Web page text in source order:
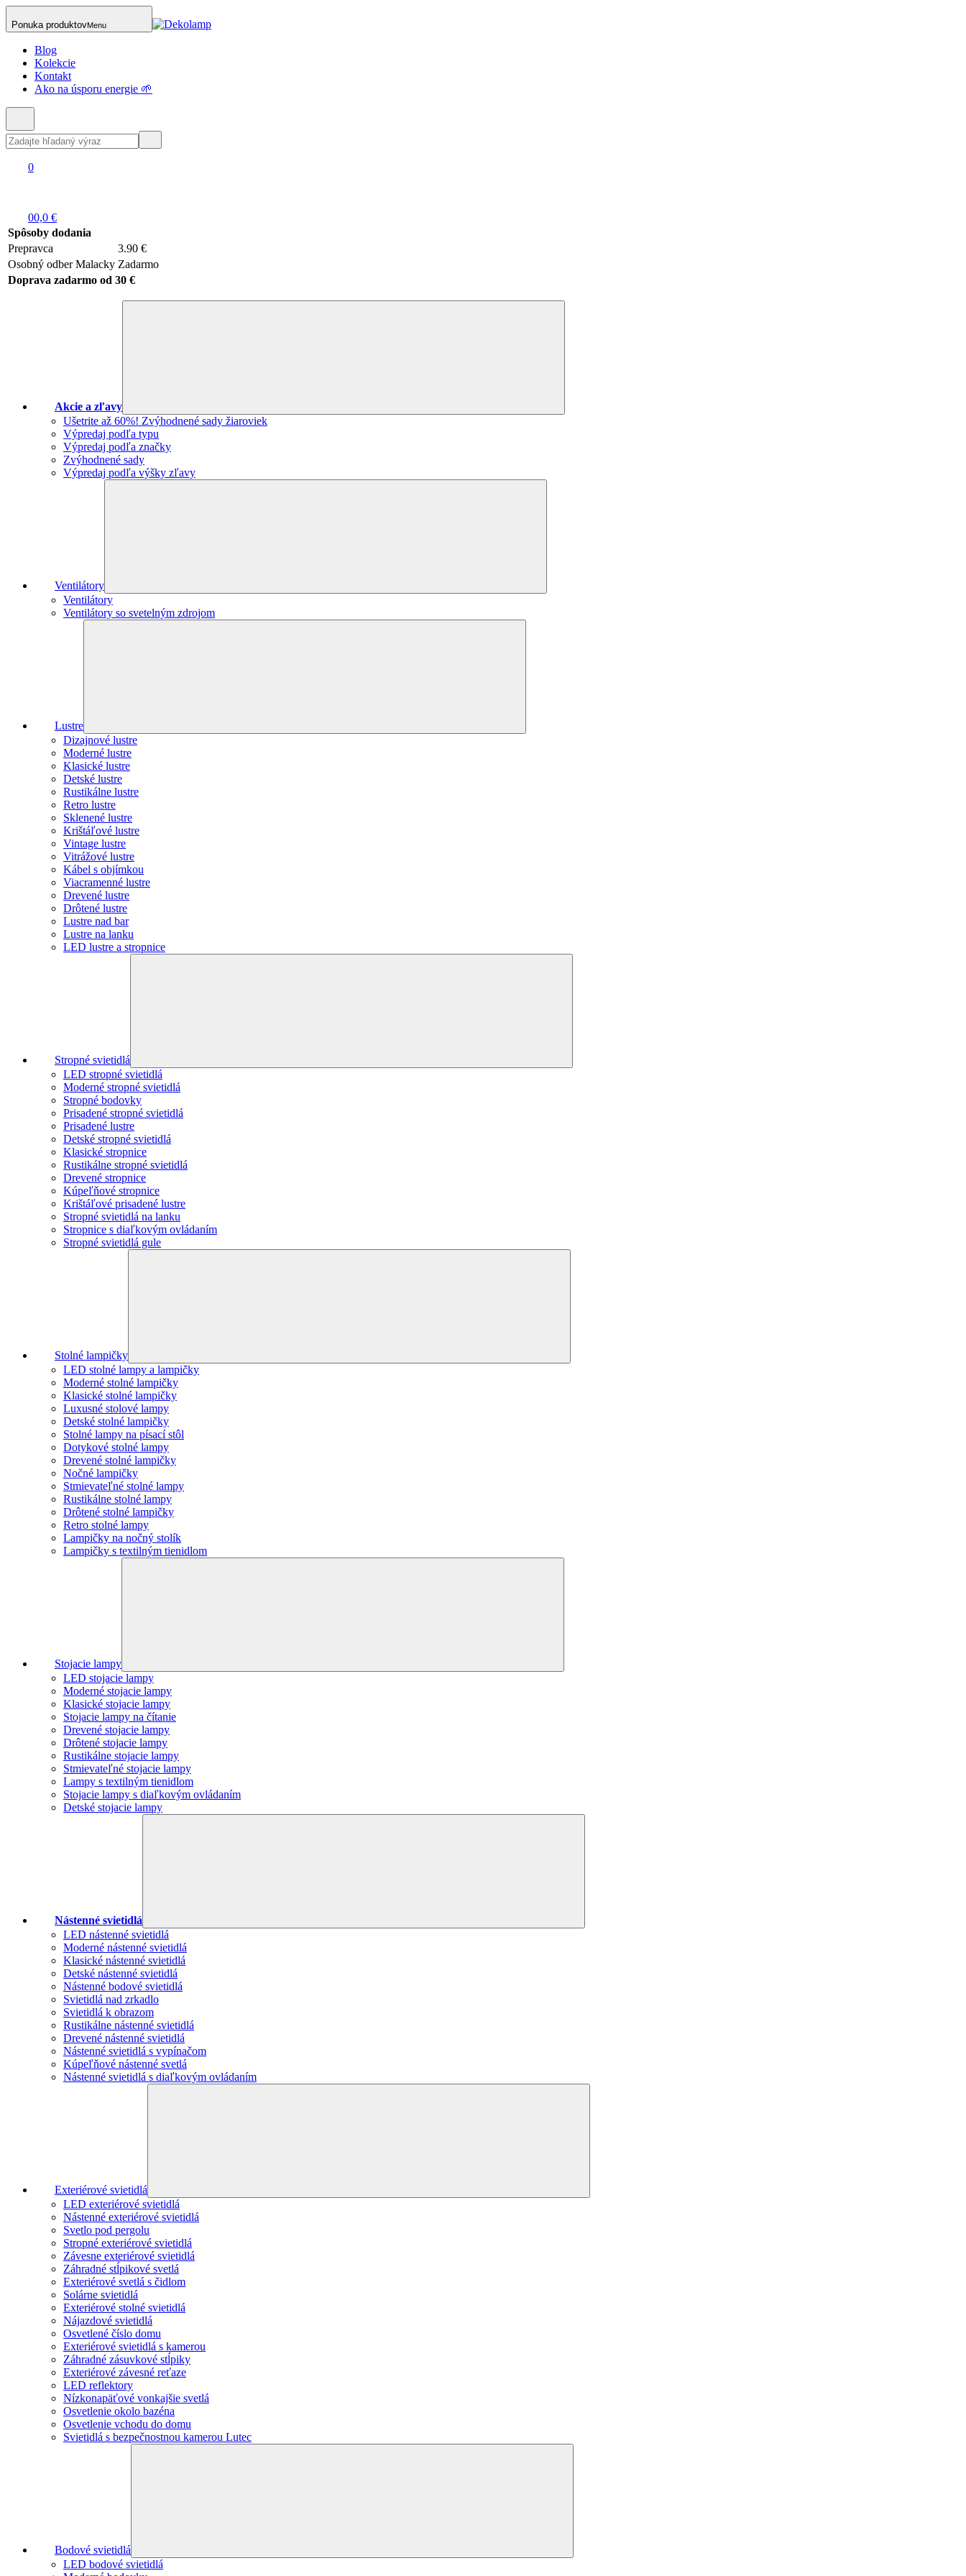
Ponuka produktovMenu
Blog
Kolekcie
Kontakt
Ako na úsporu energie 🌱
0
00,0 €
Spôsoby dodania
Prepravca
3.90 €
Osobný odber Malacky Zadarmo
Doprava zadarmo od 30 €
Akcie a zľavy
Ušetrite až 60%! Zvýhodnené sady žiaroviek
Výpredaj podľa typu
Výpredaj podľa značky
Zvýhodnené sady
Výpredaj podľa výšky zľavy
Ventilátory
Ventilátory
Ventilátory so svetelným zdrojom
Lustre
Dizajnové lustre
Moderné lustre
Klasické lustre
Detské lustre
Rustikálne lustre
Retro lustre
Sklenené lustre
Krištáľové lustre
Vintage lustre
Vitrážové lustre
Kábel s objímkou
Viacramenné lustre
Drevené lustre
Drôtené lustre
Lustre nad bar
Lustre na lanku
LED lustre a stropnice
Stropné svietidlá
LED stropné svietidlá
Moderné stropné svietidlá
Stropné bodovky
Prisadené stropné svietidlá
Prisadené lustre
Detské stropné svietidlá
Klasické stropnice
Rustikálne stropné svietidlá
Drevené stropnice
Kúpeľňové stropnice
Krištáľové prisadené lustre
Stropné svietidlá na lanku
Stropnice s diaľkovým ovládaním
Stropné svietidlá gule
Stolné lampičky
LED stolné lampy a lampičky
Moderné stolné lampičky
Klasické stolné lampičky
Luxusné stolové lampy
Detské stolné lampičky
Stolné lampy na písací stôl
Dotykové stolné lampy
Drevené stolné lampičky
Nočné lampičky
Stmievateľné stolné lampy
Rustikálne stolné lampy
Drôtené stolné lampičky
Retro stolné lampy
Lampičky na nočný stolík
Lampičky s textilným tienidlom
Stojacie lampy
LED stojacie lampy
Moderné stojacie lampy
Klasické stojacie lampy
Stojacie lampy na čítanie
Drevené stojacie lampy
Drôtené stojacie lampy
Rustikálne stojacie lampy
Stmievateľné stojacie lampy
Lampy s textilným tienidlom
Stojacie lampy s diaľkovým ovládaním
Detské stojacie lampy
Nástenné svietidlá
LED nástenné svietidlá
Moderné nástenné svietidlá
Klasické nástenné svietidlá
Detské nástenné svietidlá
Nástenné bodové svietidlá
Svietidlá nad zrkadlo
Svietidlá k obrazom
Rustikálne nástenné svietidlá
Drevené nástenné svietidlá
Nástenné svietidlá s vypínačom
Kúpeľňové nástenné svetlá
Nástenné svietidlá s diaľkovým ovládaním
Exteriérové svietidlá
LED exteriérové svietidlá
Nástenné exteriérové svietidlá
Svetlo pod pergolu
Stropné exteriérové svietidlá
Závesne exteriérové svietidlá
Záhradné stĺpikové svetlá
Exteriérové svetlá s čidlom
Solárne svietidlá
Exteriérové stolné svietidlá
Nájazdové svietidlá
Osvetlené číslo domu
Exteriérové svietidlá s kamerou
Záhradné zásuvkové stĺpiky
Exteriérové závesné reťaze
LED reflektory
Nízkonapäťové vonkajšie svetlá
Osvetlenie okolo bazéna
Osvetlenie vchodu do domu
Svietidlá s bezpečnostnou kamerou Lutec
Bodové svietidlá
LED bodové svietidlá